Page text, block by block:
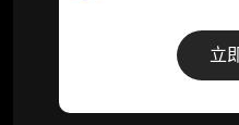
立
解锁本会员权限的
词库（支持报告内